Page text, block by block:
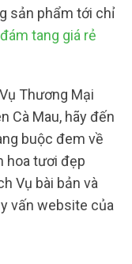
sản phẩm tới chỉ
tang giá rẻ
Thương Mại
Cà Mau, hãy đến
buộc đem về
hoa tươi đẹp
Vụ bài bản và
vấn website của